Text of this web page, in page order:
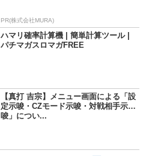
PR(株式会社MURA)
ハマリ確率計算機 | 簡単計算ツール |
パチマガスロマガFREE
【真打 吉宗】メニュー画面による「設
定示唆・CZモード示唆・対戦相手示
唆」につい...